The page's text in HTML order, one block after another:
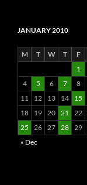
JANUARY 2010
M T W T F
1
4
5 6 7 8
11
12 13 14 15
18
19 20 21 22
25
26 27 28 29
« Dec